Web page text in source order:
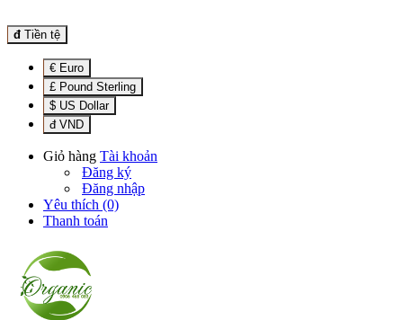
đ Tiền tệ
€ Euro
£ Pound Sterling
$ US Dollar
đ VND
Giỏ hàng Tài khoản
Đăng ký
Đăng nhập
Yêu thích (0)
Thanh toán